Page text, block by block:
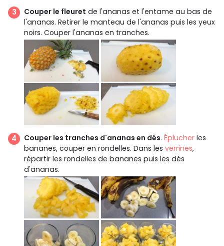
Couper le fleuret de l'ananas et l'entame au bas de
l'ananas. Retirer le manteau de l'ananas puis les yeux
noirs. Couper l'ananas en tranches.
Couper les tranches d'ananas en dés. Éplucher les
bananes, couper en rondelles. Dans les verrines,
répartir les rondelles de bananes puis les dés
d'ananas.